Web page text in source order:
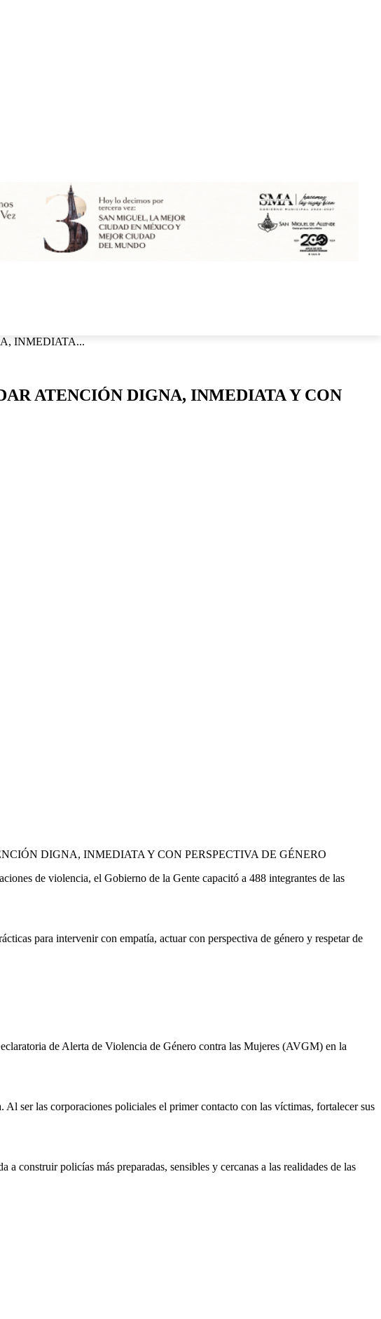
INMEDIATA...
ATENCIÓN DIGNA, INMEDIATA Y CON
DIGNA, INMEDIATA Y CON PERSPECTIVA DE GÉNERO
de violencia, el Gobierno de la Gente capacitó a 488 integrantes de las
para intervenir con empatía, actuar con perspectiva de género y respetar de
de Alerta de Violencia de Género contra las Mujeres (AVGM) en la
ser las corporaciones policiales el primer contacto con las víctimas, fortalecer sus
construir policías más preparadas, sensibles y cercanas a las realidades de las